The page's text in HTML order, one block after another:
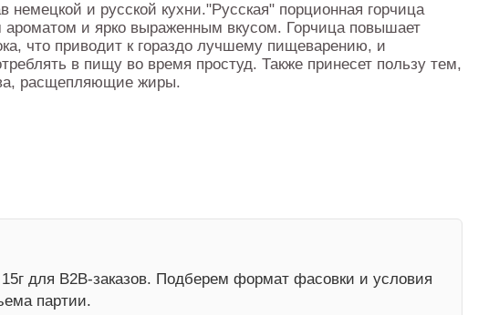
и русской кухни."Русская" порционная горчица
и ярко выраженным вкусом. Горчица повышает
что приводит к гораздо лучшему пищеварению, и
в пищу во время простуд. Также принесет пользу тем,
расщепляющие жиры.
для B2B-заказов. Подберем формат фасовки и условия
партии.